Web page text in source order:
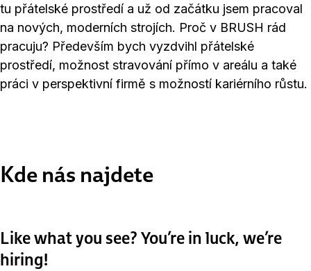
tu přátelské prostředí a už od začátku jsem pracoval
na nových, moderních strojích. Proč v BRUSH rád
pracuju? Především bych vyzdvihl přátelské
prostředí, možnost stravování přímo v areálu a také
práci v perspektivní firmě s možností kariérního růstu.
Kde nás najdete
Like what you see? You’re in luck, we’re
hiring!